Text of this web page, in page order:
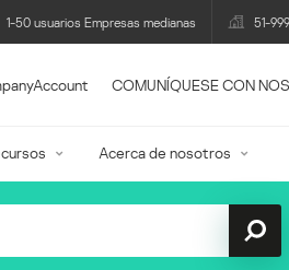
1-50 usuarios Empresas medianas 51-
COMUNÍQUESE CON
Acerca de nosotros